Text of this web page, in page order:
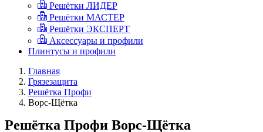
Решётки ЛИДЕР
Решётки МАСТЕР
Решётки ЭКСПЕРТ
Аксессуары и профили
Плинтусы и профили
Главная
Грязезащита
Решётка Профи
Ворс-Щётка
Решётка Профи Ворс-Щётка